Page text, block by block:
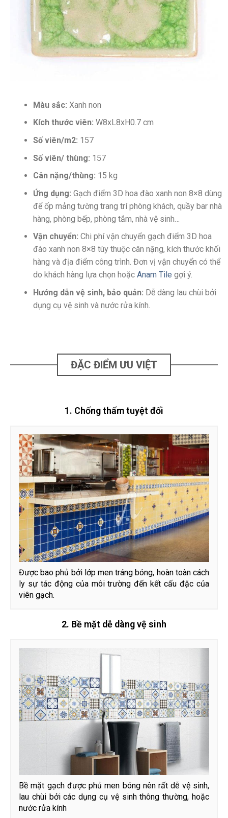
Màu sắc: Xanh non
Kích thước viên: W8xL8xH0.7 cm
Số viên/m2: 157
Số viên/ thùng: 157
Cân nặng/thùng: 15 kg
Ứng dụng: Gạch điểm 3D hoa đào xanh non 8×8 dùng
để ốp mảng tường trang tríphòng khách, quầy bar nhà
hàng, phòng bếp, phòng tắm, nhà vệ sinh…
Vận chuyển: Chi phí vận chuyển gạch điểm 3D hoa
đào xanh non 8×8 tùy thuộc cân nặng, kích thước khối
hàng và địa điểm công trình. Đơn vị vận chuyển có thể
do khách hàng lựa chọn hoặc Anam Tile gợi ý.
Hướng dẫn vệ sinh, bảo quản: Dễ dàng lau chùi bởi
dụng cụ vệ sinh và nước rửa kính.
ĐẶC ĐIỂM ƯU VIỆT
1. Chống thấm tuyệt đối
Được bao phủ bởi lớp men tráng bóng, hoàn toàn cách
ly sự tác động của môi trường đến kết cấu đặc của
viên gạch.
2. Bề mặt dễ dàng vệ sinh
Bề mặt gạch được phủ men bóng nên rất dễ vệ sinh,
lau chùi bởi các dụng cụ vệ sinh thông thường, hoặc
nước rửa kính